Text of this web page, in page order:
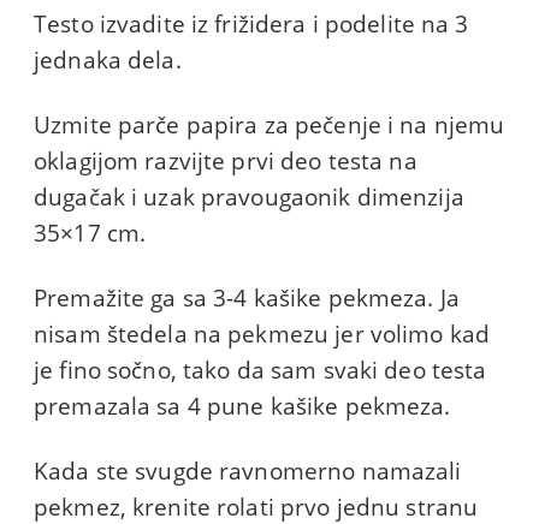
Testo izvadite iz frižidera i podelite na 3
jednaka dela.
Uzmite parče papira za pečenje i na njemu
oklagijom razvijte prvi deo testa na
dugačak i uzak pravougaonik dimenzija
35×17 cm.
Premažite ga sa 3-4 kašike pekmeza. Ja
nisam štedela na pekmezu jer volimo kad
je fino sočno, tako da sam svaki deo testa
premazala sa 4 pune kašike pekmeza.
Kada ste svugde ravnomerno namazali
pekmez, krenite rolati prvo jednu stranu